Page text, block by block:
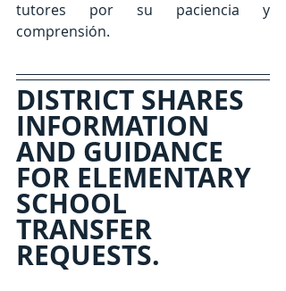
tutores por su paciencia y
comprensión.
DISTRICT SHARES
INFORMATION
AND GUIDANCE
FOR ELEMENTARY
SCHOOL
TRANSFER
REQUESTS.